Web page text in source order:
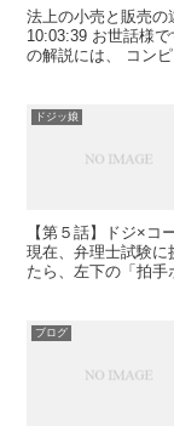
法上の小売と販売
10:03:39 お世話様
の解説には、 コン
ドジッ娘
【第５話】ドジ×コ
現在、弁理士試験に
たら、左下の「拍手
ブログ